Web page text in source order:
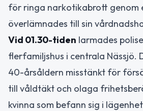
för ringa narkotikabrott genom
överlämnades till sin
Vid 01.30-tiden larmades
flerfamiljshus i centrala Nässjö.
40-årsåldern misstänkt för
till våldtäkt och olaga
kvinna som befann sig i